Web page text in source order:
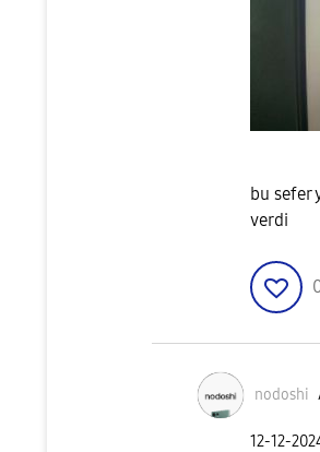
bu sefer
verdi
nodoshi
‎12-12-